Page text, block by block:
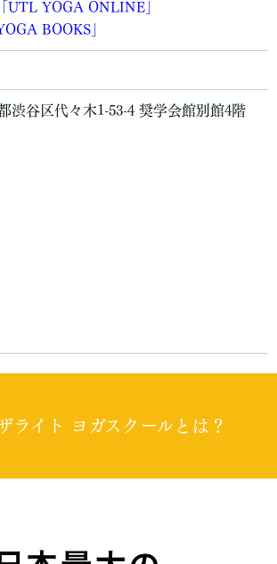
UTL YOGA ONLINE」
BOOKS」
渋谷区代々木1-53-4 奨学会館別館4階
ライト ヨガスクールとは？